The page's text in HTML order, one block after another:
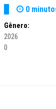
0
Gênero:
2026
0